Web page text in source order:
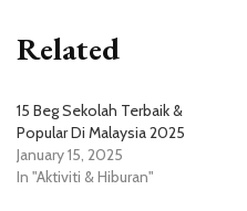
Related
15 Beg Sekolah Terbaik &
Popular Di Malaysia 2025
January 15, 2025
In "Aktiviti & Hiburan"